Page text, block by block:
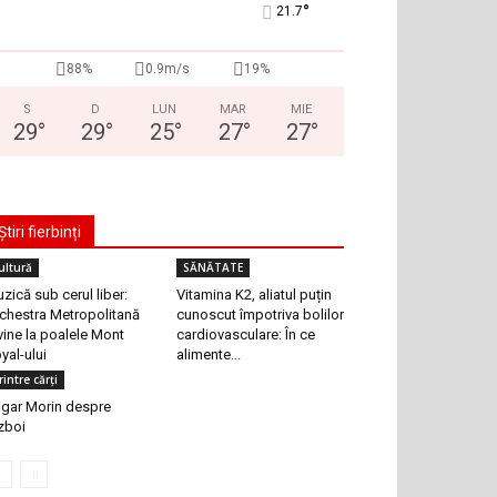
21.7°
88% 0.9m/s 19%
S
29°
D
29°
LUN
25°
MAR
27°
MIE
27°
fierbinți
sub cerul liber:
Metropolitană
la poalele Mont
ului
SĂNĂTATE
Vitamina K2, aliatul puțin
cunoscut împotriva bolilor
cardiovasculare: În ce
alimente...
cărți
Morin despre